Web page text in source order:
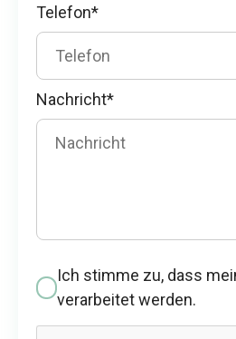
Telefon*
Nachricht*
Ich stimme zu, dass
verarbeitet werden.